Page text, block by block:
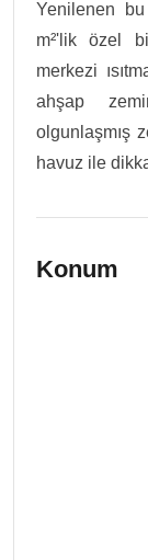
Yenilenen
m²'lik özel
merkezi
ahşap
olgunlaşmış
havuz ile
Konum